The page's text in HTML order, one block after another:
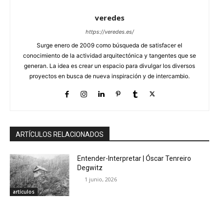
veredes
https://veredes.es/
Surge enero de 2009 como búsqueda de satisfacer el
conocimiento de la actividad arquitectónica y tangentes que se
generan. La idea es crear un espacio para divulgar los diversos
proyectos en busca de nueva inspiración y de intercambio.
ARTÍCULOS RELACIONADOS
artículos
Entender-Interpretar | Óscar Tenreiro
Degwitz
1 junio, 2026